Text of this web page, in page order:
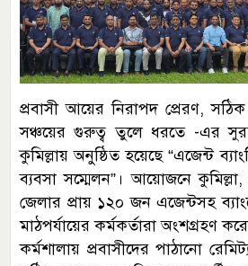
প্রবাসী আয়ের নিরাপদ প্রেরণ,
সঞ্চয়ের গুরুত্ব তুলে ধরতে -এর
কুমিল্লায় অনুষ্ঠিত হয়েছে “এজেন্ট
ব্যবসা সম্মেলন”। আয়োজনে কুমিল্লা,
জেলার প্রায় ১২০ জন এজেন্টসহ
মাঠপর্যায়ের কর্মকর্তারা অংশগ্রহণ
কর্মশালায় প্রবাসীদের পাঠানো